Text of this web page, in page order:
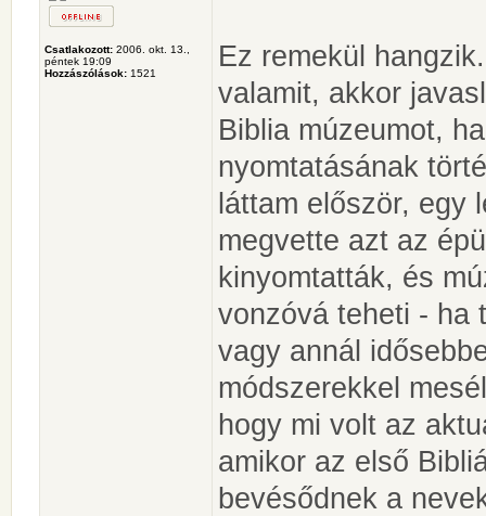
Csatlakozott: 2006. okt. 13.,
péntek 19:09
Hozzászólások: 1521
Ez remekül
valamit, akkor
Biblia múzeumot,
nyomtatásának
láttam először, egy
megvette azt az
kinyomtatták, és
vonzóvá teheti - ha
vagy annál
módszerekkel
hogy mi volt az
amikor az első
bevésődnek a